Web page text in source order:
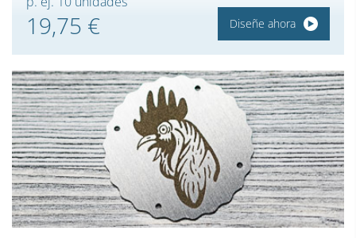
19,75 € Diseñe ahora